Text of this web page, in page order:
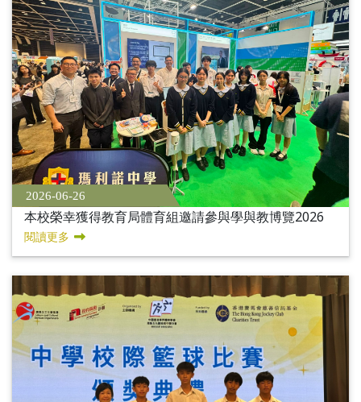
2026-06-26
本校榮幸獲得教育局體育組邀請參與學與教博覽2026
閱讀更多